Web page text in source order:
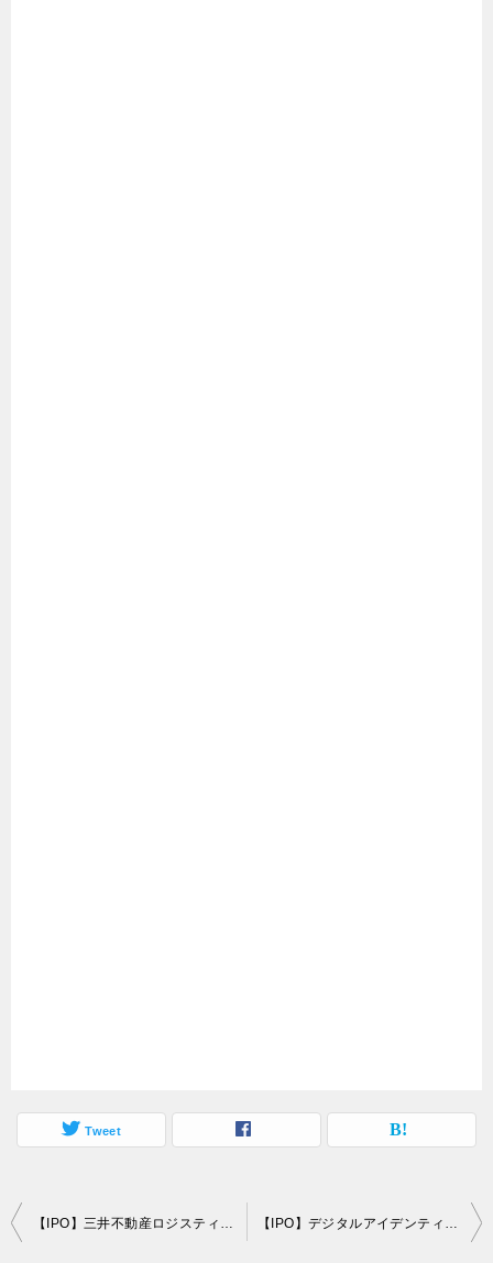
Tweet
投
【IPO】三井不動産ロジスティクスパーク投資法人(3471)の仮条件発表！250,000～270,000円と強気設定 【IPO】デジタルアイデンティティ(6533)の仮条件発表！1,400～1,540円と上限想定価格の通常設定